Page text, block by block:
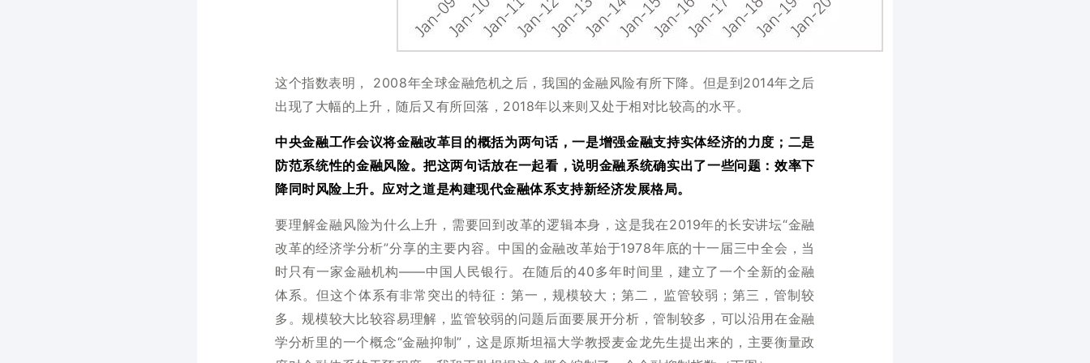
这个指数表明， 2008年全球金融危机之后，我国的金融风险有所下降。但是到2014年之后
出现了大幅的上升，随后又有所回落，2018年以来则又处于相对比较高的水平。
中央金融工作会议将金融改革目的概括为两句话，一是增强金融支持实体经济的力度；二是
防范系统性的金融风险。把这两句话放在一起看，说明金融系统确实出了一些问题：效率下
降同时风险上升。应对之道是构建现代金融体系支持新经济发展格局。
要理解金融风险为什么上升，需要回到改革的逻辑本身，这是我在2019年的长安讲坛“金融
改革的经济学分析”分享的主要内容。中国的金融改革始于1978年底的十一届三中全会，当
时只有一家金融机构——中国人民银行。在随后的40多年时间里，建立了一个全新的金融
体系。但这个体系有非常突出的特征：第一，规模较大；第二，监管较弱；第三，管制较
多。规模较大比较容易理解，监管较弱的问题后面要展开分析，管制较多，可以沿用在金融
学分析里的一个概念“金融抑制”，这是原斯坦福大学教授麦金龙先生提出来的，主要衡量政